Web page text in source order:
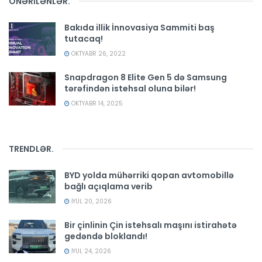
Bakıda illik İnnovasiya Sammiti baş
tutacaq!
OKTYABR 26, 2022
Snapdragon 8 Elite Gen 5 də Samsung
tərəfindən istehsal oluna bilər!
OKTYABR 14, 2025
TRENDLƏR.
BYD yolda mühərriki qopan avtomobillə
bağlı açıqlama verib
İYUL 20, 2026
Bir çinlinin Çin istehsalı maşını istirahətə
gedəndə bloklandı!
İYUL 24, 2026